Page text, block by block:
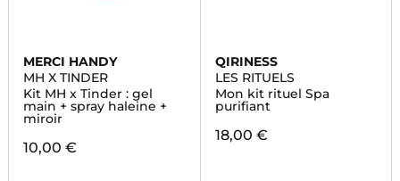
MERCI HANDY
MH X TINDER
Kit MH x Tinder : gel
main + spray haleine +
miroir
10,00 €
QIRINESS
LES RITUELS
Mon kit rituel Spa
purifiant
18,00 €